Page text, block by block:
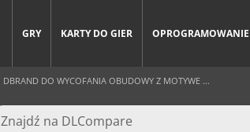
GRY KARTY DO GIER OPROGRAMOWANIE
DO WYCOFANIA OBUDOWY Z MOTYWE ...